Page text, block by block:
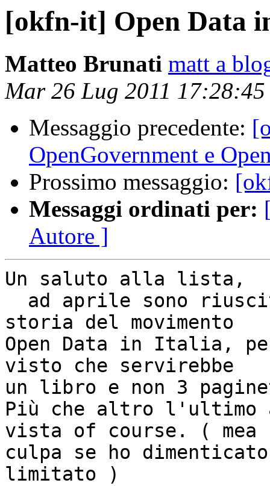
[okfn-it] Open Data
Matteo Brunati matt a
Mar 26 Lug 2011
Messaggio precedente:
OpenGovernment e
Prossimo messaggio:
Messaggi ordinati per:
Autore ]
Un saluto alla lista,
storia del movimento
Open Data in Italia,
visto che servirebbe
un libro e non 3
Più che altro l'ultimo
vista of course. ( mea
culpa se ho
limitato )